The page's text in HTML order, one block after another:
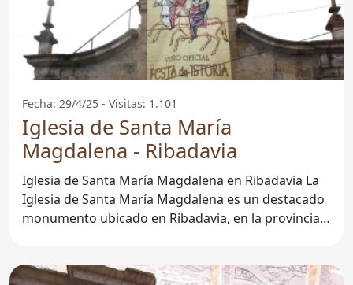
Fecha: 29/4/25 - Visitas: 1.101
Iglesia de Santa María
Magdalena - Ribadavia
Iglesia de Santa María Magdalena en Ribadavia La
Iglesia de Santa María Magdalena es un destacado
monumento ubicado en Ribadavia, en la provincia